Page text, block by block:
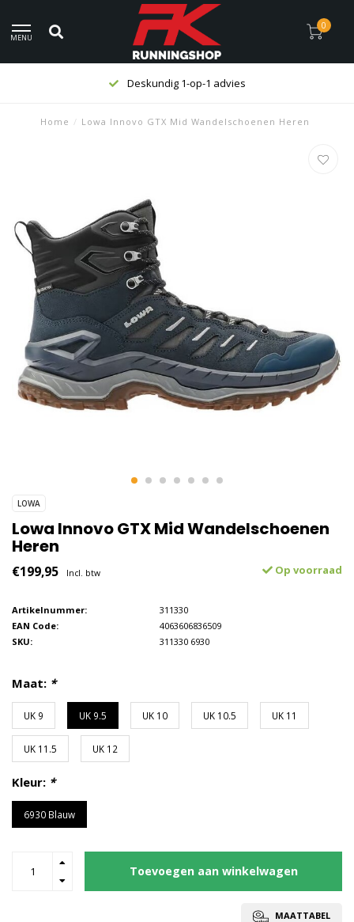
MENU
0
Deskundig 1-op-1 advies
Home / Lowa Innovo GTX Mid Wandelschoenen Heren
LOWA
Lowa Innovo GTX Mid Wandelschoenen
Heren
€199,95 Incl. btw Op voorraad
Artikelnummer:
311330
EAN Code:
4063606836509
SKU:
311330 6930
Maat: *
UK 9 UK 9.5 UK 10 UK 10.5 UK 11
UK 11.5 UK 12
Kleur: *
6930 Blauw
Toevoegen aan winkelwagen
MAATTABEL